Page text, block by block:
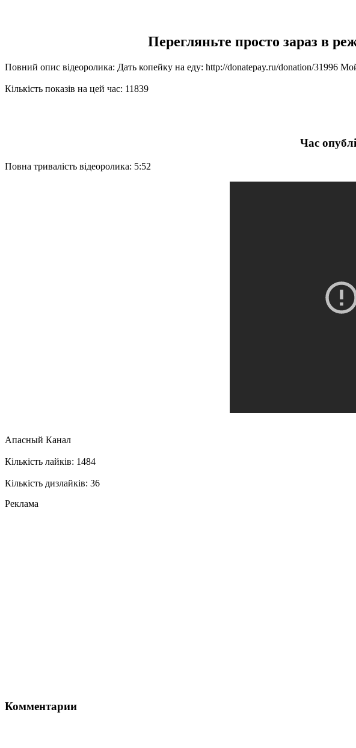
Перегляньте просто зараз в
Повний опис відеоролика: Дать копейку на еду: http://donatepay.ru/donation/31996
Кількість показів на цей час: 11839
Час
Повна тривалість відеоролика: 5:52
Апасный Канал
Кількість лайків: 1484
Кількість дизлайків: 36
Реклама
Комментарии